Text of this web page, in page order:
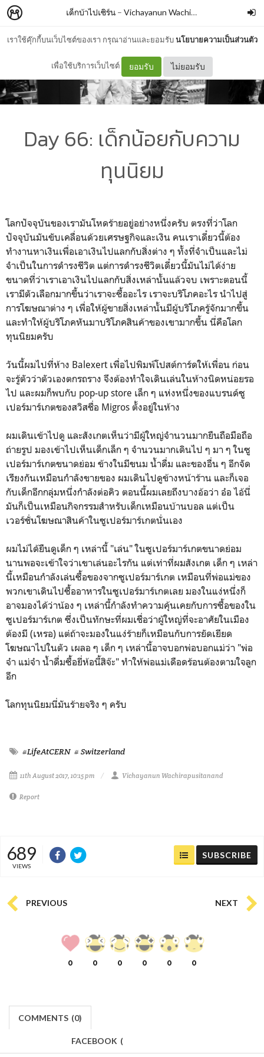
เราใช้คุ๊กกี้บนเว็บไซต์ของเรา กรุณาอ่านและยอมรับนโยบายความเป็นส่วนตัว
เพื่อใช้บริการเว็บไซต์ ยอมรับ ไม่ยอมรับ
เด็กบ้าไปเซิร์น – Vichayanun Wachirapusitanand
Day 66: เด็กน้อยกับความ
ทุนนิยม
โลกปัจจุบันของเรามันโหดร้ายอยู่อย่างหนึ่งครับ ตรงที่ว่าโลก
ปัจจุบันมันขับเคลื่อนด้วยเศรษฐกิจและเงิน คนเราเดี๋ยวนี้ต้อง
ทำงานหาเงินเพื่อเอาเงินไปแลกกับสิ่งต่าง ๆ ทั้งที่จำเป็นและไม่
จำเป็นในการดำรงชีวิต แต่การดำรงชีวิตเดี๋ยวนี้มันไม่ได้ง่าย
ขนาดที่ว่าเราเอาเงินไปแลกกับสิ่งเหล่านั้นแล้วจบ เพราะตอนนี้
เรามีตัวเลือกมากขึ้นว่าเราจะซื้ออะไร เราจะบริโภคอะไร นำไปสู่
การโฆษณาต่าง ๆ เพื่อให้ผู้ขายสิ่งเหล่านั้นมีผู้บริโภครู้จักมากขึ้น
และทำให้ผู้บริโภคหันมาบริโภคสินค้าของเขามากขึ้น นี่คือโลก
ทุนนิยมครับ
วันนี้ผมไปที่ห้าง Balexert เพื่อไปพิมพ์โปสต์การ์ดให้เพื่อน ก่อน
จะรู้ตัวว่าตัวเองตกรถราง จึงต้องทำใจเดินเล่นในห้างนิดหน่อยรอ
ไป และผมก็พบกับ pop-up store เล็ก ๆ แห่งหนึ่งของแบรนด์ซู
เปอร์มาร์เกตของสวิสชื่อ Migros ตั้งอยู่ในห้าง
ผมเดินเข้าไปดู และสังเกตเห็นว่ามีผู้ใหญ่จำนวนมากยืนถือมือถือ
ถ่ายรูป มองเข้าไปเห็นเด็กเล็ก ๆ จำนวนมากเดินไป ๆ มา ๆ ในซู
เปอร์มาร์เกตขนาดย่อม ข้างในมีขนม น้ำดื่ม และของอื่น ๆ อีกจัด
เรียงกันเหมือนกำลังขายของ ผมเดินไปดูข้างหน้าร้าน และก็เจอ
กับเด็กอีกกลุ่มหนึ่งกำลังต่อคิว ตอนนี้ผมเลยถึงบางอ้อว่า อ๋อ ไอ้นี่
มันก็เป็นเหมือนกิจกรรมสำหรับเด็กเหมือนบ้านบอล แต่เป็น
เวอร์ชั่นโฆษณาสินค้าในซูเปอร์มาร์เกตนั่นเอง
ผมไม่ได้ยืนดูเด็ก ๆ เหล่านี้ "เล่น" ในซูเปอร์มาร์เกตขนาดย่อม
นานพอจะเข้าใจว่าเขาเล่นอะไรกัน แต่เท่าที่ผมสังเกต เด็ก ๆ เหล่า
นี้เหมือนกำลังเล่นซื้อของจากซูเปอร์มาร์เกต เหมือนที่พ่อแม่ของ
พวกเขาเดินไปซื้ออาหารในซูเปอร์มาร์เกตเลย มองในแง่หนึ่งก็
อาจมองได้ว่าน้อง ๆ เหล่านี้กำลังทำความคุ้นเคยกับการซื้อของใน
ซูเปอร์มาร์เกต ซึ่งเป็นทักษะที่ผมเชื่อว่าผู้ใหญ่ที่จะอาศัยในเมือง
ต้องมี (เหรอ) แต่ถ้าจะมองในแง่ร้ายก็เหมือนกับการยัดเยียด
โฆษณาไปในตัว เผลอ ๆ เด็ก ๆ เหล่านี้อาจบอกพ่อบอกแม่ว่า "พ่อ
จ๋า แม่จ๋า น้ำดื่มซื้อยี่ห้อนี้สิจ๊ะ" ทำให้พ่อแม่เดือดร้อนต้องตามใจลูก
อีก
โลกทุนนิยมนี่มันร้ายจริง ๆ ครับ
#LifeAtCERN # Switzerland
11th August 2017, 10:15 pm Vichayanun Wachirapusitanand
Report
689
VIEWS
SUBSCRIBE
PREVIOUS NEXT
0 0 0 0 0 0
COMMENTS (0)
FACEBOOK (